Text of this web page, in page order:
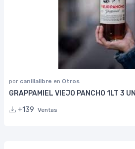
por canillalibre en Otros
GRAPPAMIEL VIEJO PANCHO 1LT 3 UN
+139 Ventas